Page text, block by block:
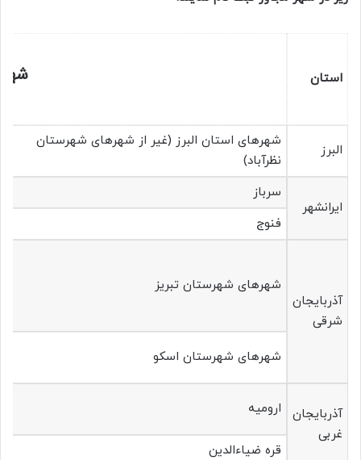
استان شهر
البرز
شهرهای استان البرز (غیر از شهرهای شهرستان
نظرآباد)
ایرانشهر
سرباز
فنوج
آذربایجان
شرقی
شهرهای شهرستان‌ تبریز
شهرهای شهرستان اسکو
آذربایجان
غربی
ارومیه
قره ضیاءالدین